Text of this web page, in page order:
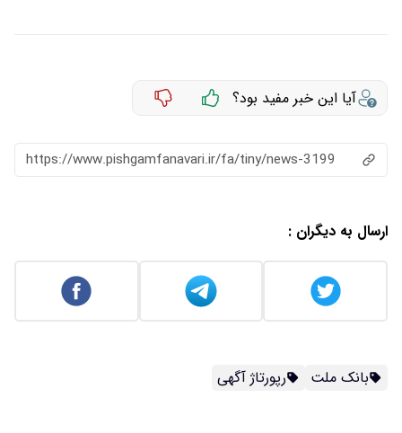
آیا این خبر مفید بود؟
https://www.pishgamfanavari.ir/fa/tiny/news-3199
ارسال به دیگران :
بانک ملت رپورتاژ آگهی